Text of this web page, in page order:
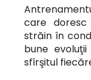
care
străin în
bune
sfîrşitul